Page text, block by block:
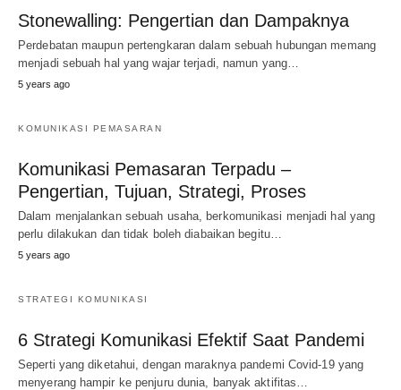
Stonewalling: Pengertian dan Dampaknya
Perdebatan maupun pertengkaran dalam sebuah hubungan memang
menjadi sebuah hal yang wajar terjadi, namun yang…
5 years ago
KOMUNIKASI PEMASARAN
Komunikasi Pemasaran Terpadu –
Pengertian, Tujuan, Strategi, Proses
Dalam menjalankan sebuah usaha, berkomunikasi menjadi hal yang
perlu dilakukan dan tidak boleh diabaikan begitu…
5 years ago
STRATEGI KOMUNIKASI
6 Strategi Komunikasi Efektif Saat Pandemi
Seperti yang diketahui, dengan maraknya pandemi Covid-19 yang
menyerang hampir ke penjuru dunia, banyak aktifitas…